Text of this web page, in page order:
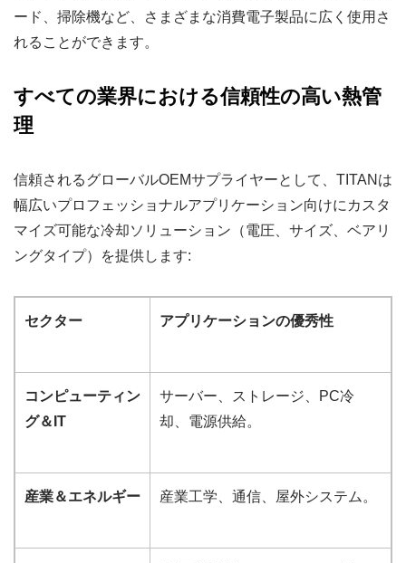
ード、掃除機など、さまざまな消費電子製品に広く使用さ
れることができます。
すべての業界における信頼性の高い熱管
理
信頼されるグローバルOEMサプライヤーとして、TITANは
幅広いプロフェッショナルアプリケーション向けにカスタ
マイズ可能な冷却ソリューション（電圧、サイズ、ベアリ
ングタイプ）を提供します:
セクター アプリケーションの優秀性
コンピューティン
グ＆IT
サーバー、ストレージ、PC冷
却、電源供給。
産業＆エネルギー 産業工学、通信、屋外システム。